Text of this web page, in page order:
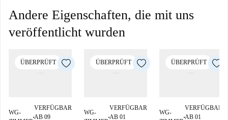
Andere Eigenschaften, die mit uns
veröffentlicht wurden
ÜBERPRÜFT
WG-
■
VERFÜGBAR
AB 09
ÜBERPRÜFT
WG-
■
VERFÜGBAR
AB 01
ÜBERPRÜFT
WG-
■
VERFÜGBAR
AB 01